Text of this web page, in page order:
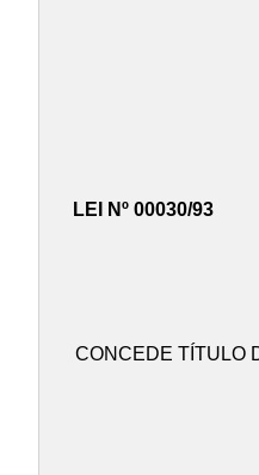
LEI Nº 00030/93
CONCEDE TÍTULO